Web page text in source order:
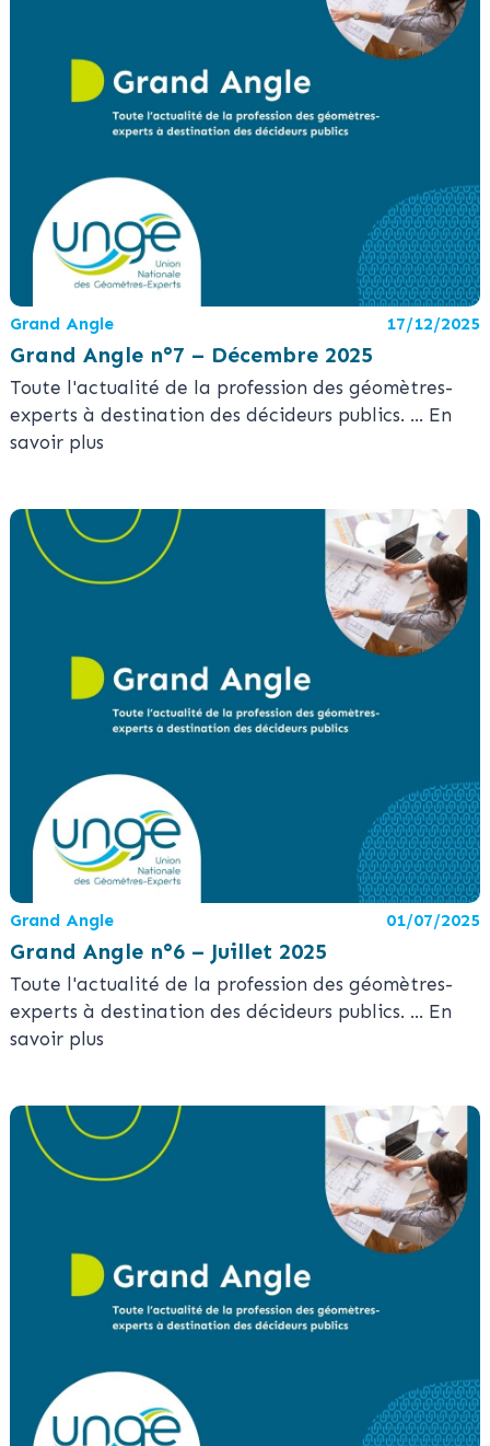
Grand Angle 17/12/2025
Grand Angle n°7 – Décembre 2025
Toute l'actualité de la profession des géomètres-
experts à destination des décideurs publics. ... En
savoir plus
Grand Angle 01/07/2025
Grand Angle n°6 – Juillet 2025
Toute l'actualité de la profession des géomètres-
experts à destination des décideurs publics. ... En
savoir plus